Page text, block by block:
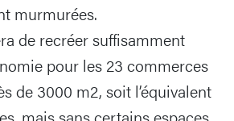
murmurées.
de recréer suffisamment
pour les 23 commerces
de 3000 m2, soit l’équivalent
mais sans certains espaces